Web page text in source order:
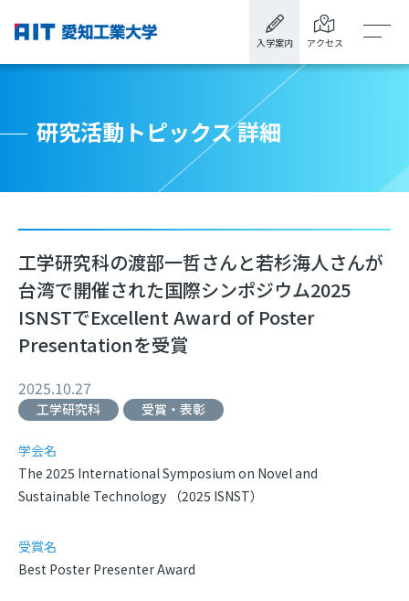
入学案内 アクセス
研究活動トピックス 詳細
工学研究科の渡部一哲さんと若杉海人さんが
台湾で開催された国際シンポジウム2025
ISNSTでExcellent Award of Poster
Presentationを受賞
2025.10.27
工学研究科 受賞・表彰
学会名
The 2025 International Symposium on Novel and
Sustainable Technology （2025 ISNST）
受賞名
Best Poster Presenter Award